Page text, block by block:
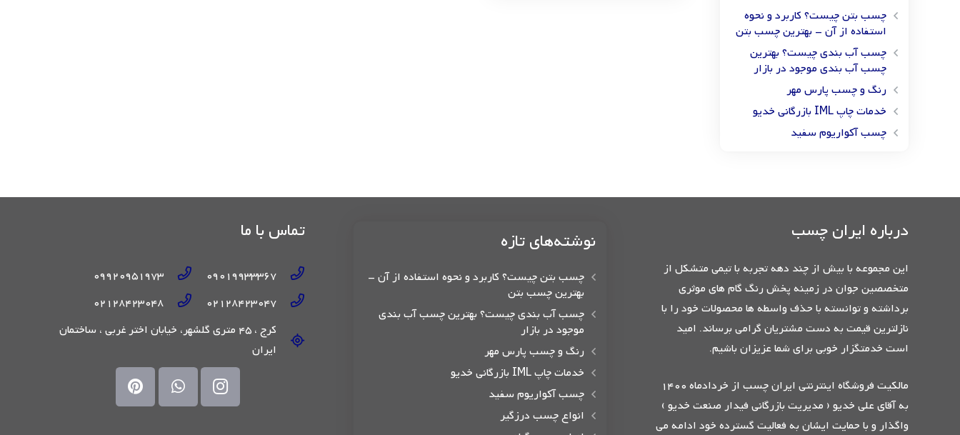
چسب بتن چیست؟ کاربرد و نحوه
استفاده از آن – بهترین چسب بتن
چسب آب بندی چیست؟ بهترین
چسب آب بندی موجود در بازار
رنگ و چسب پارس مهر
خدمات چاپ IML بازرگانی خدیو
چسب آکواریوم سفید
درباره ایران چسب
این مجموعه با بیش از چند دهه تجربه با تیمی متشکل از
متخصصین جوان در زمینه پخش رنگ گام های موثری
برداشته و توانسته با حذف واسطه ها محصولات خود را با
نازلترین قیمت به دست مشتریان گرامی برساند. امید
است خدمتگزار خوبی برای شما عزیزان باشیم.
مالکیت فروشگاه اینترنتی ایران چسب از خردادماه 1400
به آقای علی خدیو ( مدیریت بازرگانی فیدار صنعت خدیو )
واگذار و با حمایت ایشان به فعالیت گسترده خود ادامه می
نوشته‌های تازه
چسب بتن چیست؟ کاربرد و نحوه استفاده از آن –
بهترین چسب بتن
چسب آب بندی چیست؟ بهترین چسب آب بندی
موجود در بازار
رنگ و چسب پارس مهر
خدمات چاپ IML بازرگانی خدیو
چسب آکواریوم سفید
انواع چسب درزگیر
تماس با ما
09019933367
09920951973
02128423047
02128423048
کرج ، 45 متری گلشهر، خیابان اختر غربی ، ساختمان
ایران